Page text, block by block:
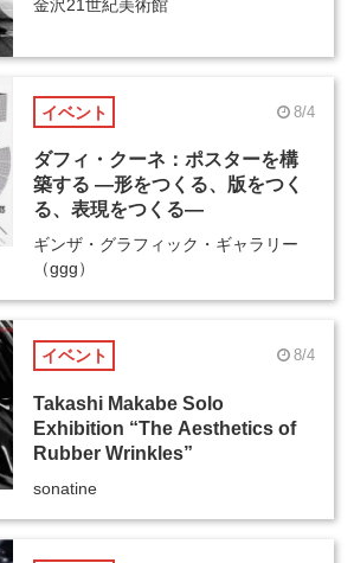
金沢21世紀美術館
イベント 8/4
ダフィ・クーネ：ポスターを構
築する ―形をつくる、版をつく
る、表現をつくる―
ギンザ・グラフィック・ギャラリー
（ggg）
イベント 8/4
Takashi Makabe Solo
Exhibition “The Aesthetics of
Rubber Wrinkles”
sonatine